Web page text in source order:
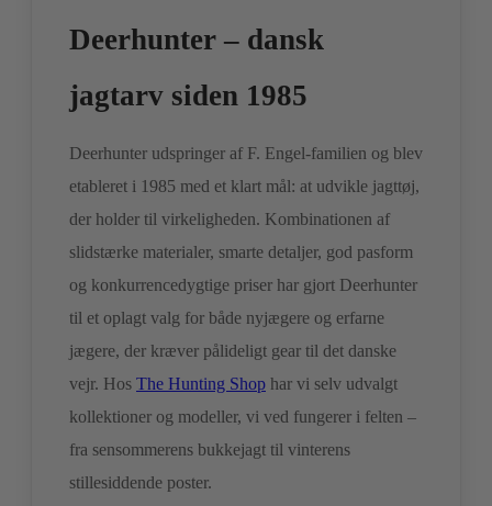
Deerhunter – dansk
jagtarv siden 1985
Deerhunter udspringer af F. Engel-familien og blev
etableret i 1985 med et klart mål: at udvikle jagttøj,
der holder til virkeligheden. Kombinationen af
slidstærke materialer, smarte detaljer, god pasform
og konkurrencedygtige priser har gjort Deerhunter
til et oplagt valg for både nyjægere og erfarne
jægere, der kræver pålideligt gear til det danske
vejr. Hos The Hunting Shop har vi selv udvalgt
kollektioner og modeller, vi ved fungerer i felten –
fra sensommerens bukkejagt til vinterens
stillesiddende poster.